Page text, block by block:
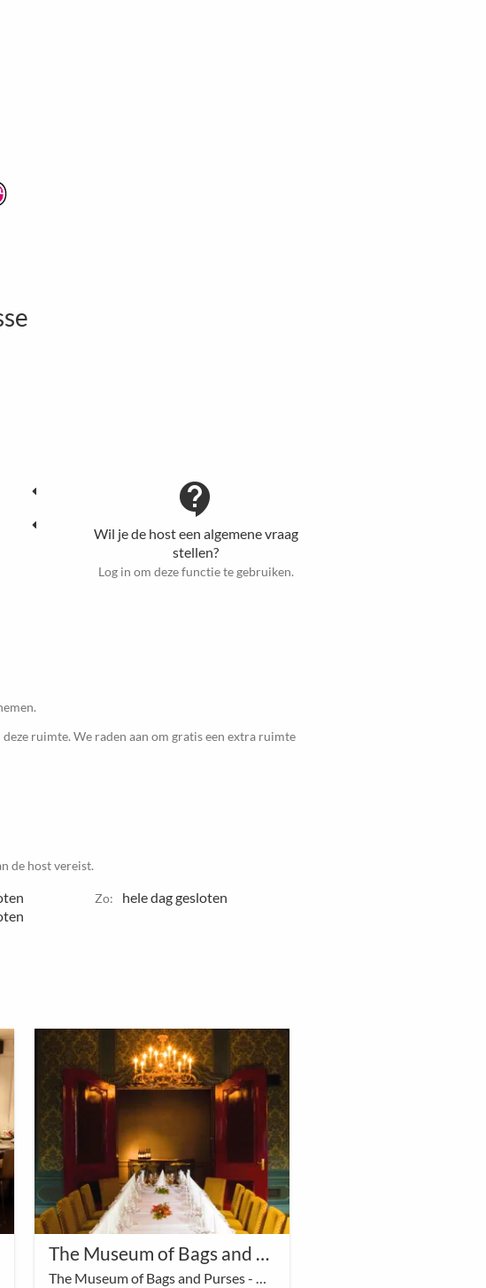
contact_support
Wil je de host een algemene vraag
stellen?
Log in om deze functie te gebruiken.
ruimte. We raden aan om gratis een extra ruimte
de host vereist.
Zo: hele dag gesloten
The Museum of Bags and Purses - Grand Period room
The Museum of Bags and Purses - Grand Period room